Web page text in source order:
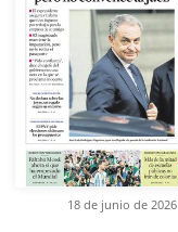
18 de junio de 2026